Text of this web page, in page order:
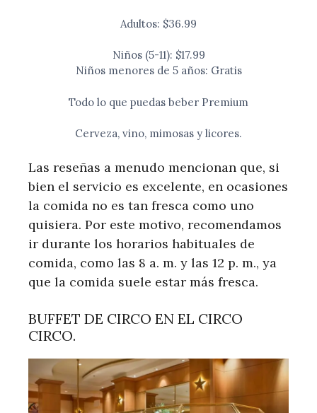
Adultos: $36.99
Niños (5-11): $17.99
Niños menores de 5 años: Gratis
Todo lo que puedas beber Premium
Cerveza, vino, mimosas y licores.
Las reseñas a menudo mencionan que, si
bien el servicio es excelente, en ocasiones
la comida no es tan fresca como uno
quisiera. Por este motivo, recomendamos
ir durante los horarios habituales de
comida, como las 8 a. m. y las 12 p. m., ya
que la comida suele estar más fresca.
BUFFET DE CIRCO EN EL CIRCO
CIRCO.